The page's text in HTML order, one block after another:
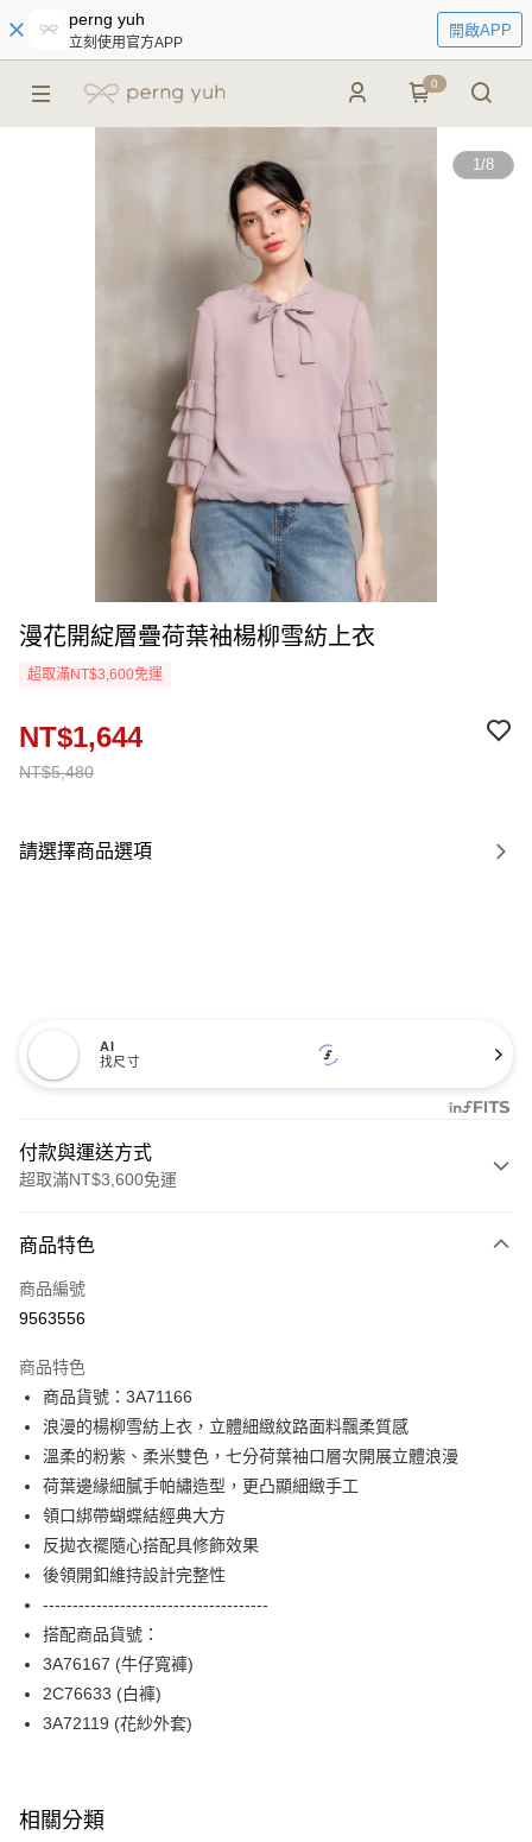
perng yuh
立刻使用官方APP
開啟APP
0
1/8
漫花開綻層疊荷葉袖楊柳雪紡上衣
超取滿NT$3,600免運
NT$5,480
NT$1,644
請選擇商品選項
AI
找尺寸
付款與運送方式
超取滿NT$3,600免運
信用卡一次付款
信用卡分期付款
合作金庫商業銀行
華南商業銀行
上海商業儲蓄銀行
台北富邦商業銀行
國泰世華商業銀行
兆豐國際商業銀行
臺灣中小企業銀行
台中商業銀行
匯豐（台灣）商業銀行
聯邦商業銀行
元大商業銀行
玉山商業銀行
台新國際商業銀行
台灣樂天信用卡公司
LINE Pay
Apple Pay
街口支付
AFTEE先享後付
相關說明
【關於「AFTEE先享後付」】
１．簡單：不需註冊會員、不需綁卡、不需儲值。
２．便利：只要手機號碼，簡訊認證，即可結帳。
【「AFTEE先享後付」結帳流程】
３．收到繳費通知簡訊後14天內，點擊此簡訊中的連結，可透過四大超商／
ATM／網路銀行／等多元方式進行付款，方視為交易完成。
付款後全家FamilyMart取貨
每筆NT$90，滿NT$3,600(含以上)免運費
商品特色
商品編號
9563556
商品特色
商品貨號：3A71166
浪漫的楊柳雪紡上衣，立體細緻紋路面料飄柔質感
溫柔的粉紫、柔米雙色，七分荷葉袖口層次開展立體浪漫
荷葉邊緣細膩手帕繡造型，更凸顯細緻手工
領口綁帶蝴蝶結經典大方
反拋衣襬隨心搭配具修飾效果
後領開釦維持設計完整性
--------------------------------------
搭配商品貨號：
3A76167 (牛仔寬褲)
2C76633 (白褲)
3A72119 (花紗外套)
相關分類